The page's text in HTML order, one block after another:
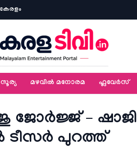
സൂര്യ മഴവിൽ മനോരമ ഫ്ലവേര്‍സ്
ജോർജ്ജ് – ഷാജി
ടീസർ പുറത്ത്